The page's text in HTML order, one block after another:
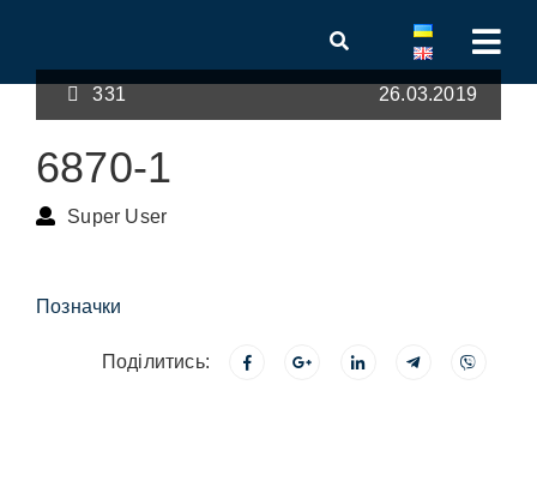
331 26.03.2019
6870-1
Super User
Позначки
Поділитись: